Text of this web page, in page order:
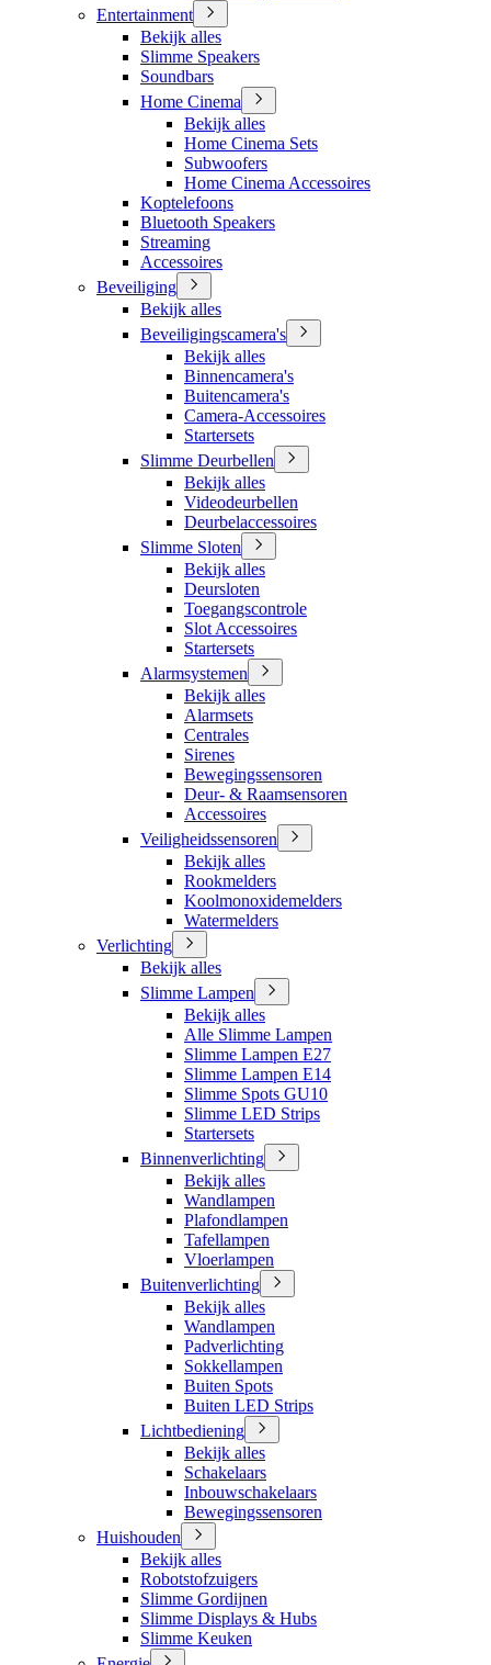
Entertainment
Bekijk alles
Slimme Speakers
Soundbars
Home Cinema
Bekijk alles
Home Cinema Sets
Subwoofers
Home Cinema Accessoires
Koptelefoons
Bluetooth Speakers
Streaming
Accessoires
Beveiliging
Bekijk alles
Beveiligingscamera's
Bekijk alles
Binnencamera's
Buitencamera's
Camera-Accessoires
Startersets
Slimme Deurbellen
Bekijk alles
Videodeurbellen
Deurbelaccessoires
Slimme Sloten
Bekijk alles
Deursloten
Toegangscontrole
Slot Accessoires
Startersets
Alarmsystemen
Bekijk alles
Alarmsets
Centrales
Sirenes
Bewegingssensoren
Deur- & Raamsensoren
Accessoires
Veiligheidssensoren
Bekijk alles
Rookmelders
Koolmonoxidemelders
Watermelders
Verlichting
Bekijk alles
Slimme Lampen
Bekijk alles
Alle Slimme Lampen
Slimme Lampen E27
Slimme Lampen E14
Slimme Spots GU10
Slimme LED Strips
Startersets
Binnenverlichting
Bekijk alles
Wandlampen
Plafondlampen
Tafellampen
Vloerlampen
Buitenverlichting
Bekijk alles
Wandlampen
Padverlichting
Sokkellampen
Buiten Spots
Buiten LED Strips
Lichtbediening
Bekijk alles
Schakelaars
Inbouwschakelaars
Bewegingssensoren
Huishouden
Bekijk alles
Robotstofzuigers
Slimme Gordijnen
Slimme Displays & Hubs
Slimme Keuken